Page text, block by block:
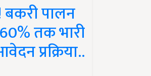
पालन
तक भारी
प्रक्रिया..